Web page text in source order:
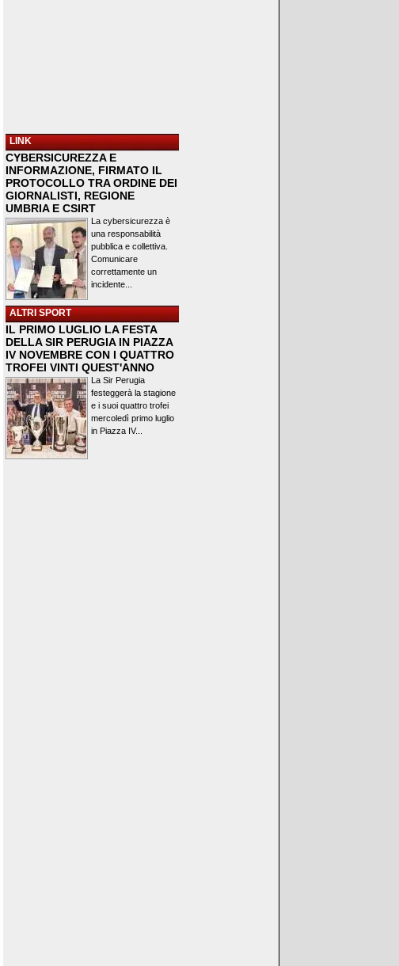
LINK
CYBERSICUREZZA E
INFORMAZIONE, FIRMATO IL
PROTOCOLLO TRA ORDINE DEI
GIORNALISTI, REGIONE
UMBRIA E CSIRT
La cybersicurezza è
una responsabilità
pubblica e collettiva.
Comunicare
correttamente un
incidente...
ALTRI SPORT
IL PRIMO LUGLIO LA FESTA
DELLA SIR PERUGIA IN PIAZZA
IV NOVEMBRE CON I QUATTRO
TROFEI VINTI QUEST'ANNO
La Sir Perugia
festeggerà la stagione
e i suoi quattro trofei
mercoledì primo luglio
in Piazza IV...